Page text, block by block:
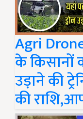
Agri
के किसानों
उड़ाने की
की